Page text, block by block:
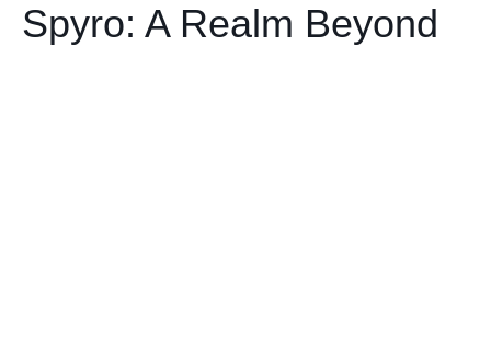
Spyro: A Realm Beyond